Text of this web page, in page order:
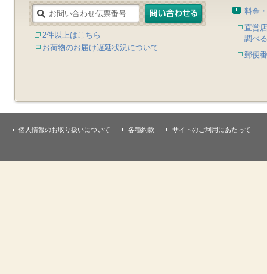
2件以上はこちら
お荷物のお届け遅延状況について
料金
直営
調べる
郵便
個人情報のお取り扱いについて 各種約款 サイトのご利用にあたって